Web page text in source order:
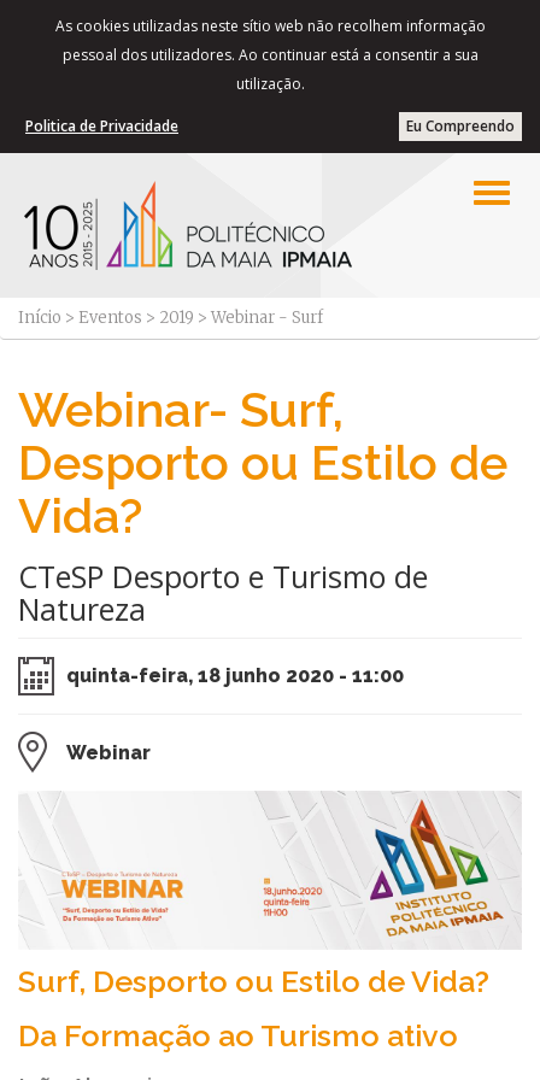
As cookies utilizadas neste sítio web não recolhem informação
pessoal dos utilizadores. Ao continuar está a consentir a sua
utilização.
Eu Compreendo
Politica de Privacidade
Início > Eventos > 2019 > Webinar - Surf
Webinar- Surf,
Desporto ou Estilo de
Vida?
CTeSP Desporto e Turismo de
Natureza
quinta-feira, 18 junho 2020 - 11:00
Webinar
​Surf, Desporto ou Estilo de Vida?
Da Formação ao Turismo ativo